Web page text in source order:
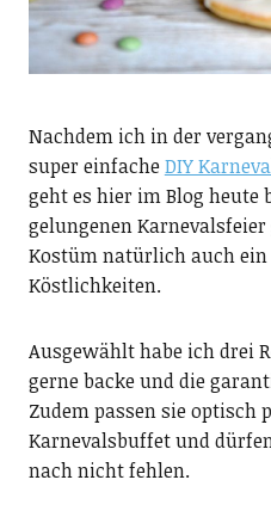
Nachdem ich in der
super einfacheDIY
geht es hier im Blog heute
gelungenen
Kostüm natürlich auch
Köstlichkeiten.
Ausgewählt habe ich drei
gerne backe und die
Zudem passen sie optisch
Karnevalsbuffet und
nach nicht fehlen.